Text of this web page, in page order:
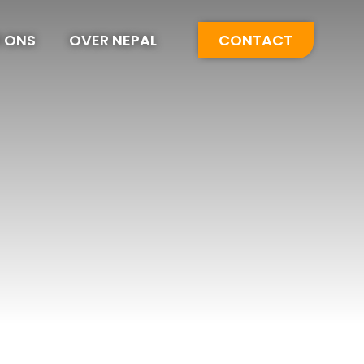
ONS OVER NEPAL CONTACT